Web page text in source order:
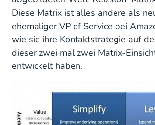
Diese Matrix ist alles andere als
ehemaliger VP of Service bei
wie sie ihre Kontaktstrategie auf
dieser zwei mal zwei Matrix-
entwickelt haben.